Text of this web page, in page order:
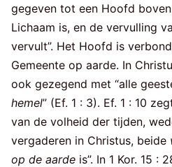
gegeven tot een Hoofd
Lichaam is, en de vervulling
vervult”. Het Hoofd is
Gemeente op aarde. In
ook gezegend met “alle
hemel” (Ef. 1 : 3). Ef. 1 : 10
van de volheid der tijden,
vergaderen in Christus, beide
op de aarde is”. In 1 Kor. 15 :